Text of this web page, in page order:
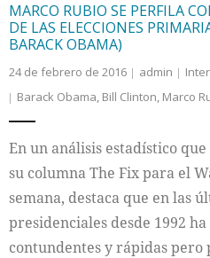
MARCO RUBIO SE PERFILA
DE LAS ELECCIONES
BARACK OBAMA)
24 de febrero de 2016 admin
Barack Obama, Bill Clinton, Marco
En un análisis estadístico
su columna The Fix para el
semana, destaca que en las
presidenciales desde 1992
contundentes y rápidas pero